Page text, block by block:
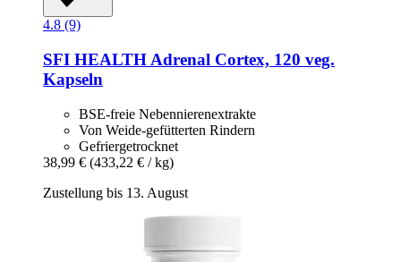
4.8 (9)
SFI HEALTH Adrenal Cortex, 120 veg.
Kapseln
BSE-freie Nebennierenextrakte
Von Weide-gefütterten Rindern
Gefriergetrocknet
38,99 € (433,22 € / kg)
Zustellung bis 13. August